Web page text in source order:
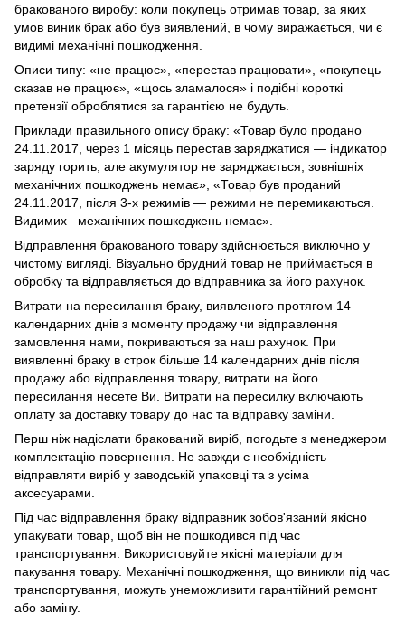
бракованого виробу: коли покупець отримав товар, за яких
умов виник брак або був виявлений, в чому виражається, чи є
видимі механічні пошкодження.
Описи типу: «не працює», «перестав працювати», «покупець
сказав не працює», «щось зламалося» і подібні короткі
претензії оброблятися за гарантією не будуть.
Приклади правильного опису браку: «Товар було продано
24.11.2017, через 1 місяць перестав заряджатися — індикатор
заряду горить, але акумулятор не заряджається, зовнішніх
механічних пошкоджень немає», «Товар був проданий
24.11.2017, після 3-х режимів — режими не перемикаються.
Видимих механічних пошкоджень немає».
Відправлення бракованого товару здійснюється виключно у
чистому вигляді. Візуально брудний товар не приймається в
обробку та відправляється до відправника за його рахунок.
Витрати на пересилання браку, виявленого протягом 14
календарних днів з моменту продажу чи відправлення
замовлення нами, покриваються за наш рахунок. При
виявленні браку в строк більше 14 календарних днів після
продажу або відправлення товару, витрати на його
пересилання несете Ви. Витрати на пересилку включають
оплату за доставку товару до нас та відправку заміни.
Перш ніж надіслати бракований виріб, погодьте з менеджером
комплектацію повернення. Не завжди є необхідність
відправляти виріб у заводській упаковці та з усіма
аксесуарами.
Під час відправлення браку відправник зобов'язаний якісно
упакувати товар, щоб він не пошкодився під час
транспортування. Використовуйте якісні матеріали для
пакування товару. Механічні пошкодження, що виникли під час
транспортування, можуть унеможливити гарантійний ремонт
або заміну.